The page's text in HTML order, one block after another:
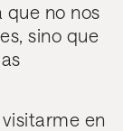
que no nos
sino que
en